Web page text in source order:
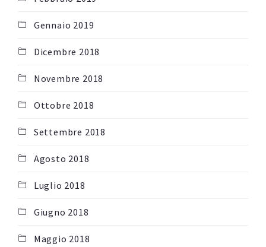
Gennaio 2019
Dicembre 2018
Novembre 2018
Ottobre 2018
Settembre 2018
Agosto 2018
Luglio 2018
Giugno 2018
Maggio 2018